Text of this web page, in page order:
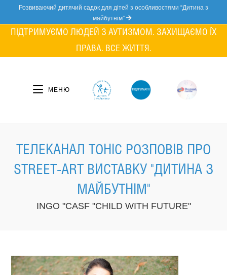
content
Розвиваючий дитячий садок для дітей з особливостями “Дитина з
майбутнім”
ПІДТРИМУЄМО ЛЮДЕЙ З АУТИЗМОМ. ЗАХИЩАЄМО ЇХ
ПРАВА. ВСЕ ЖИТТЯ.
МЕНЮ
ТЕЛЕКАНАЛ ТОНІС РОЗПОВІВ ПРО
STREET-ART ВИСТАВКУ "ДИТИНА З
МАЙБУТНІМ"
INGO "CASF "CHILD WITH FUTURE"